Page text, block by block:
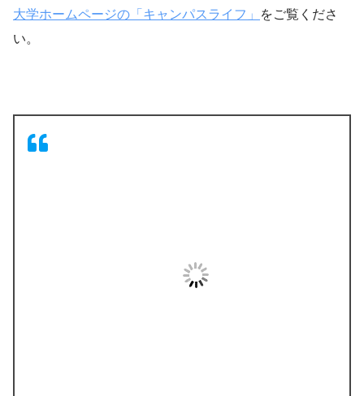
大学ホームページの「キャンパスライフ」
をご覧くださ
い。